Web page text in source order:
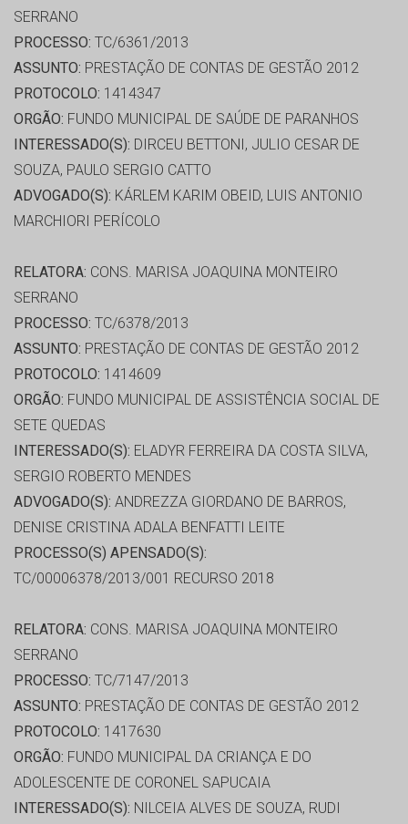
SERRANO
PROCESSO: TC/6361/2013
ASSUNTO: PRESTAÇÃO DE CONTAS DE GESTÃO 2012
PROTOCOLO: 1414347
ORGÃO: FUNDO MUNICIPAL DE SAÚDE DE PARANHOS
INTERESSADO(S): DIRCEU BETTONI, JULIO CESAR DE
SOUZA, PAULO SERGIO CATTO
ADVOGADO(S): KÁRLEM KARIM OBEID, LUIS ANTONIO
MARCHIORI PERÍCOLO
RELATORA: CONS. MARISA JOAQUINA MONTEIRO
SERRANO
PROCESSO: TC/6378/2013
ASSUNTO: PRESTAÇÃO DE CONTAS DE GESTÃO 2012
PROTOCOLO: 1414609
ORGÃO: FUNDO MUNICIPAL DE ASSISTÊNCIA SOCIAL DE
SETE QUEDAS
INTERESSADO(S): ELADYR FERREIRA DA COSTA SILVA,
SERGIO ROBERTO MENDES
ADVOGADO(S): ANDREZZA GIORDANO DE BARROS,
DENISE CRISTINA ADALA BENFATTI LEITE
PROCESSO(S) APENSADO(S):
TC/00006378/2013/001 RECURSO 2018
RELATORA: CONS. MARISA JOAQUINA MONTEIRO
SERRANO
PROCESSO: TC/7147/2013
ASSUNTO: PRESTAÇÃO DE CONTAS DE GESTÃO 2012
PROTOCOLO: 1417630
ORGÃO: FUNDO MUNICIPAL DA CRIANÇA E DO
ADOLESCENTE DE CORONEL SAPUCAIA
INTERESSADO(S): NILCEIA ALVES DE SOUZA, RUDI